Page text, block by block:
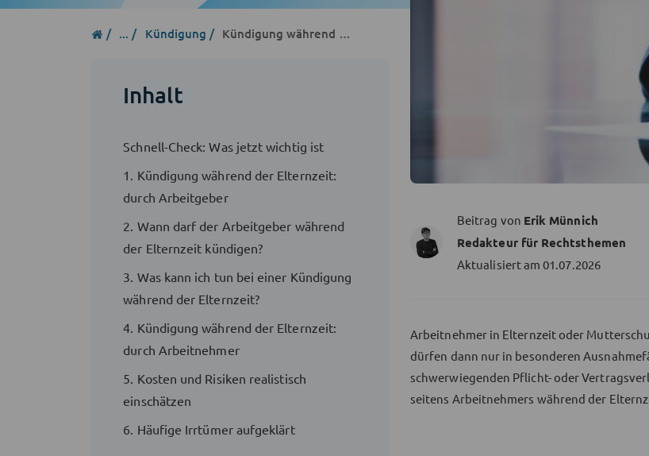
... Kündigung Kündigung während Elternzeit
Inhalt
Schnell-Check: Was jetzt wichtig ist
1. Kündigung während der Elternzeit:
durch Arbeitgeber
2. Wann darf der Arbeitgeber während
der Elternzeit kündigen?
3. Was kann ich tun bei einer Kündigung
während der Elternzeit?
4. Kündigung während der Elternzeit:
durch Arbeitnehmer
5. Kosten und Risiken realistisch
einschätzen
6. Häufige Irrtümer aufgeklärt
Beitrag von Erik Münnich
Redakteur für Rechtsthemen
Aktualisiert am01.07.2026
Arbeitnehmer in Elternzeit oder
dürfen dann nur in besonderen
schwerwiegenden Pflicht- oder
seitens Arbeitnehmers während der